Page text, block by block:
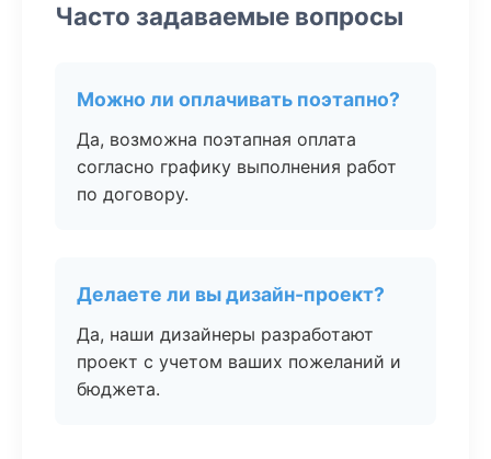
Часто задаваемые вопросы
Можно ли оплачивать поэтапно?
Да, возможна поэтапная оплата
согласно графику выполнения работ
по договору.
Делаете ли вы дизайн-проект?
Да, наши дизайнеры разработают
проект с учетом ваших пожеланий и
бюджета.